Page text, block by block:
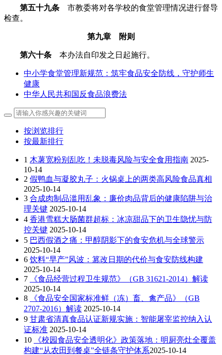
第五十九条 市教委将对各学校的食堂管理情况进行督导
检查。
第九章 附则
第六十条 本办法自印发之日起施行。
中小学食堂管理新规范：筑牢食品安全防线，守护师生
健康
中华人民共和国反食品浪费法
按浏览排行
按最新排行
1 木薯宽粉别乱吃！未脱毒风险与安全食用指南 2025-
10-14
2 假鸭血与凝胶丸子：火锅桌上的两类高风险食品真相
2025-10-14
3 合成肉制品滥用乱象：廉价肉品背后的健康陷阱与治
理关键 2025-10-14
4 香港雪糕大肠菌群超标：冰凉甜品下的卫生隐忧与防
控关键 2025-10-14
5 巴西假酒之痛：甲醇阴影下的食安危机与全球警示
2025-10-14
6 饮料“早产”风波：篡改日期的代价与食安防线构建
2025-10-14
7
《食品经营过程卫生规范》（GB 31621-2014）解读
2025-10-14
8
《食品安全国家标准鲜（冻）畜、禽产品》（GB
2707-2016）解读 2025-10-14
9 甘肃省清真食品认证新规实施：智能屠宰监控纳入认
证标准 2025-10-14
10
《校园食品安全透明化》政策落地：明厨亮灶全覆盖
构建“从农田到餐桌”全链条守护体系​2025-10-14